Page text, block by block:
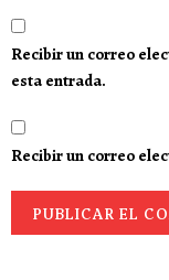
Recibir un correo
esta entrada.
Recibir un correo